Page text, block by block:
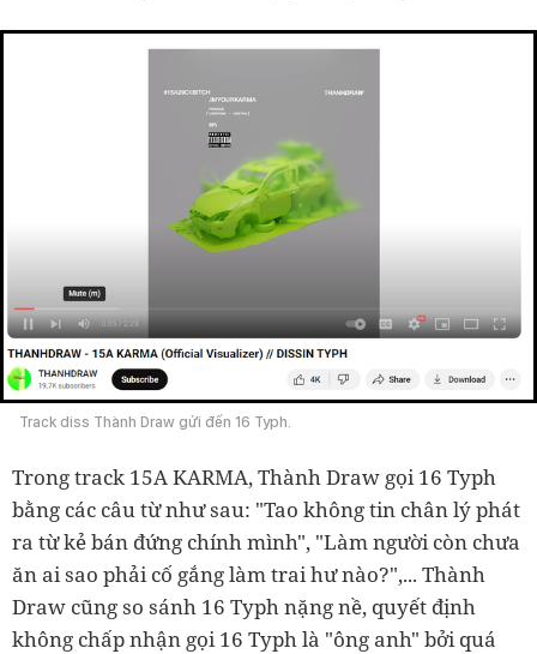
Track diss Thành Draw gửi đến 16 Typh.
Trong track 15A KARMA, Thành Draw gọi 16 Typh
bằng các câu từ như sau: "Tao không tin chân lý phát
ra từ kẻ bán đứng chính mình", "Làm người còn chưa
ăn ai sao phải cố gắng làm trai hư nào?",... Thành
Draw cũng so sánh 16 Typh nặng nề, quyết định
không chấp nhận gọi 16 Typh là "ông anh" bởi quá